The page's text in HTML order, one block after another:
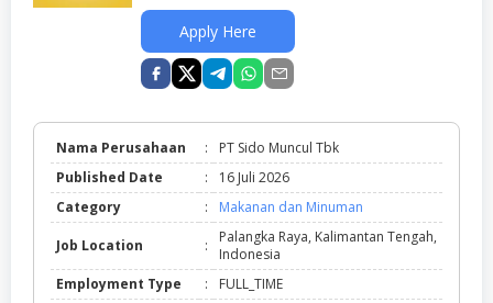
Apply Here
Nama Perusahaan :
PT Sido Muncul Tbk
Published Date
:
16 Juli 2026
Category
: Makanan dan Minuman
Job Location :
Palangka Raya, Kalimantan Tengah,
Indonesia
Employment Type
:
FULL_TIME